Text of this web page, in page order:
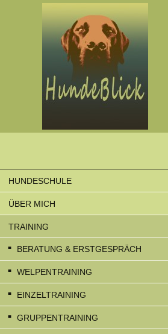
HUNDESCHULE
ÜBER MICH
TRAINING
BERATUNG & ERSTGESPRÄCH
WELPENTRAINING
EINZELTRAINING
GRUPPENTRAINING